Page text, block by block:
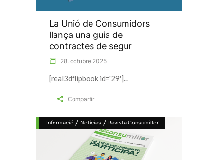
La Unió de Consumidors
llança una guia de
contractes de segur
28. octubre 2025
[real3dflipbook id='29']
Compartir
Informació / Notícies / Revista Consumillor